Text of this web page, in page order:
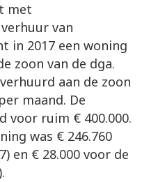
met
van
in 2017 een woning
zoon van de dga.
aan de zoon
maand. De
voor ruim € 400.000.
was € 246.760
en € 28.000 voor de